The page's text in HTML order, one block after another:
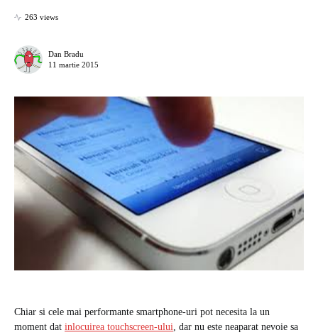
263 views
Dan Bradu
11 martie 2015
Chiar si cele mai performante smartphone-uri pot necesita la un
moment dat inlocuirea touchscreen-ului , dar nu este neaparat nevoie sa